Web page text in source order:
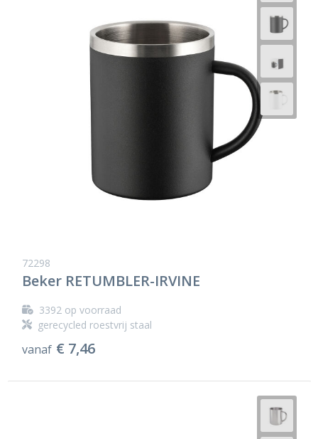
72298
Beker RETUMBLER-IRVINE
3392op voorraad
gerecycled roestvrij staal
vanaf € 7,46